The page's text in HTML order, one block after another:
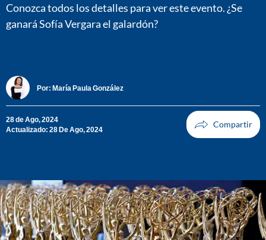
Conozca todos los detalles para ver este evento. ¿Se
ganará Sofía Vergara el galardón?
Por: María Paula González
28 de Ago, 2024
Actualizado: 28 De Ago, 2024